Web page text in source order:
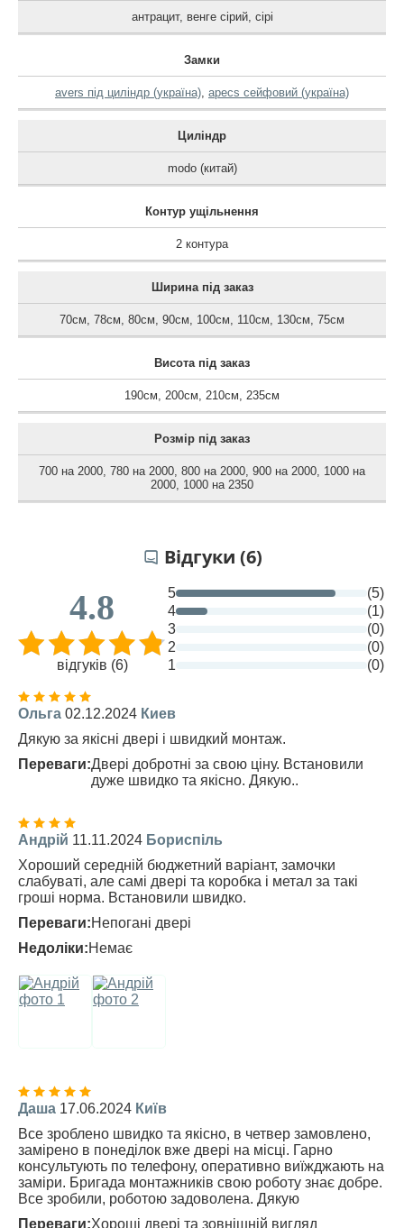
антрацит, венге сірий, сірі
Замки
avers під циліндр (україна), apecs сейфовий (україна)
Циліндр
modo (китай)
Контур ущільнення
2 контура
Ширина під заказ
70см, 78см, 80см, 90см, 100см, 110см, 130см, 75см
Висота під заказ
190см, 200см, 210см, 235см
Розмір під заказ
700 на 2000, 780 на 2000, 800 на 2000, 900 на 2000, 1000 на
2000, 1000 на 2350
Відгуки (6)
4.8
відгуків (6)
5
(5)
4
(1)
3
(0)
2
(0)
1
(0)
Ольга 02.12.2024 Киев
Дякую за якісні двері і швидкий монтаж.
Переваги:Двері добротні за свою ціну. Встановили
дуже швидко та якісно. Дякую..
Андрій 11.11.2024 Бориспіль
Хороший середній бюджетний варіант, замочки
слабуваті, але самі двері та коробка і метал за такі
гроші норма. Встановили швидко.
Переваги:Непогані двері
Недоліки:Немає
Даша 17.06.2024 Київ
Все зроблено швидко та якісно, в четвер замовлено,
замірено в понеділок вже двері на місці. Гарно
консультують по телефону, оперативно виїжджають на
заміри. Бригада монтажників свою роботу знає добре.
Все зробили, роботою задоволена. Дякую
Переваги:Хороші двері та зовнішній вигляд